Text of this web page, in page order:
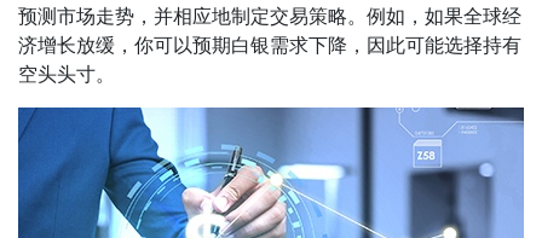
预测市场走势，并相应地制定交易策略。例如，如果全球经
济增长放缓，你可以预期白银需求下降，因此可能选择持有
空头头寸。